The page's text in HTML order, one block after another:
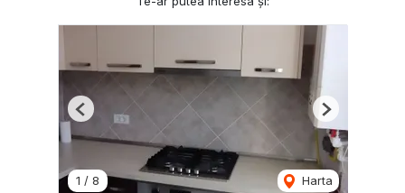
1 / 8 Harta
Previous Next